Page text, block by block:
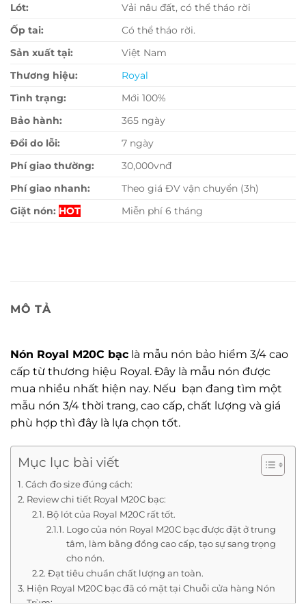
Lót:
Vải nâu đất, có thể tháo rời
Ốp tai:
Có thể tháo rời.
Sản xuất tại:
Việt Nam
Thương hiệu:
Royal
Tình trạng:
Mới 100%
Bảo hành:
365 ngày
Đổi do lỗi:
7 ngày
Phí giao thường:
30,000vnđ
Phí giao nhanh:
Theo giá ĐV vận chuyển (3h)
Giặt nón: HOT Miễn phí 6 tháng
MÔ TẢ
Nón Royal M20C bạc là mẫu nón bảo hiểm 3/4 cao
cấp từ thương hiệu Royal. Đây là mẫu nón được
mua nhiều nhất hiện nay. Nếu bạn đang tìm một
mẫu nón 3/4 thời trang, cao cấp, chất lượng và giá
phù hợp thì đây là lựa chọn tốt.
Mục lục bài viết
Cách đo size đúng cách:
Review chi tiết Royal M20C bạc:
Bộ lót của Royal M20C rất tốt.
Logo của nón Royal M20C bạc được đặt ở trung
tâm, làm bằng đồng cao cấp, tạo sự sang trọng
cho nón.
Đạt tiêu chuẩn chất lượng an toàn.
Hiện Royal M20C bạc đã có mặt tại Chuỗi cửa hàng Nón
Trùm: